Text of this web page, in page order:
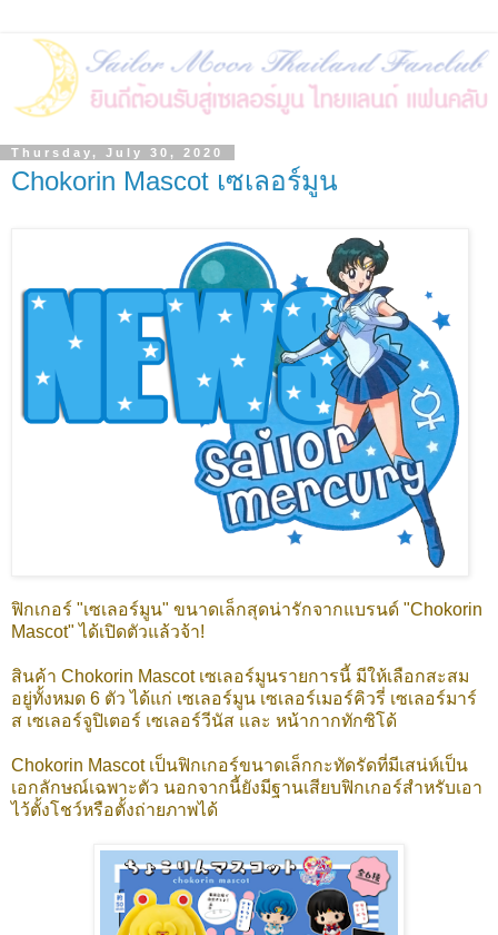
Thursday, July 30, 2020
Chokorin Mascot เซเลอร์มูน
ฟิกเกอร์ "เซเลอร์มูน" ขนาดเล็กสุดน่ารักจากแบรนด์ "Chokorin
Mascot" ได้เปิดตัวแล้วจ้า!
สินค้า Chokorin Mascot เซเลอร์มูนรายการนี้ มีให้เลือกสะสม
อยู่ทั้งหมด 6 ตัว ได้แก่ เซเลอร์มูน เซเลอร์เมอร์คิวรี่ เซเลอร์มาร์
ส เซเลอร์จูปิเตอร์ เซเลอร์วีนัส และ หน้ากากทักซิโด้
Chokorin Mascot เป็นฟิกเกอร์ขนาดเล็กกะทัดรัดที่มีเสน่ห์เป็น
เอกลักษณ์เฉพาะตัว นอกจากนี้ยังมีฐานเสียบฟิกเกอร์สำหรับเอา
ไว้ตั้งโชว์หรือตั้งถ่ายภาพได้